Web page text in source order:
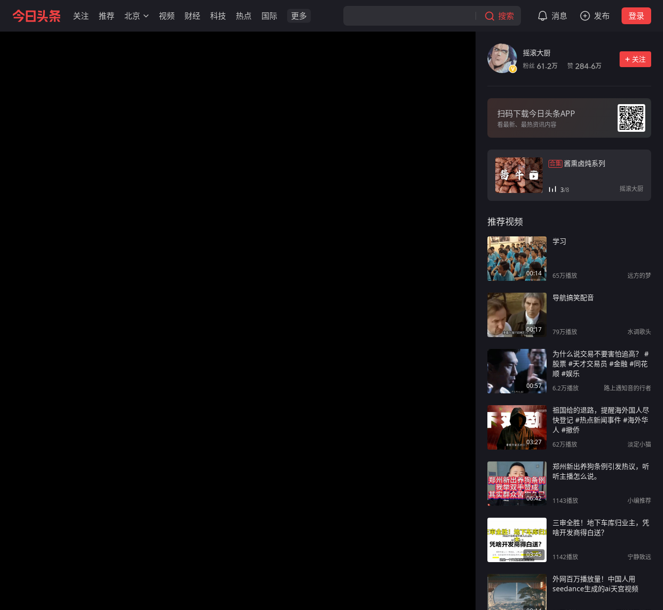
关注 推荐 北京 视频 财经 科技 热点 国际 更多 搜索 消息 发布 登录
摇滚大厨
粉丝 61.2万 赞 284.6万
关注
扫码下载今日头条APP
看最新、最热资讯内容
合集 酱熏卤炖系列
3/8 摇滚大厨
推荐视频
00:14
学习
65万播放 远方的梦
00:17
导航搞笑配音
79万播放 水调歌头
00:57
为什么说交易不要害怕追高？ #
股票 #天才交易员 #金融 #同花
顺 #娱乐
6.2万播放 路上遇知音的行者
03:27
祖国给的退路，提醒海外国人尽
快登记 #热点新闻事件 #海外华
人 #撤侨
62万播放 淡定小猫
06:42
郑州新出养狗条例引发热议，听
听主播怎么说。
1143播放 小编推荐
03:45
三审全胜！地下车库归业主，凭
啥开发商得白送？
1142播放 宁静致远
外网百万播放量！中国人用
seedance生成的ai天宫视频